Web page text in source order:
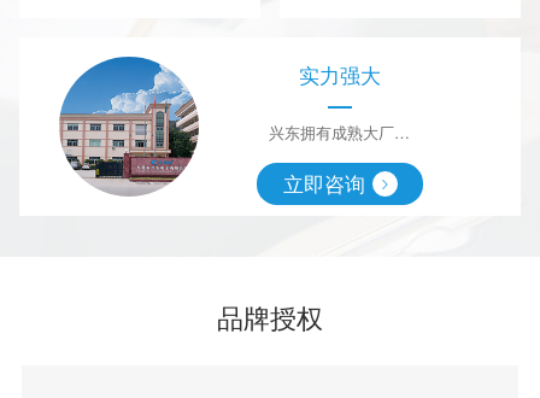
实力强大
兴东拥有成熟大厂，
立即咨询
品牌授权